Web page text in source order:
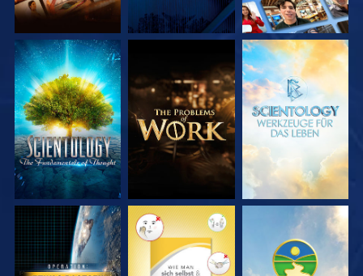
SERIE
ENTDECKEN
SERIE
ENTDECKEN
SERIE
ENTDECKEN
ANSEHEN ANSEHEN ANSEHEN